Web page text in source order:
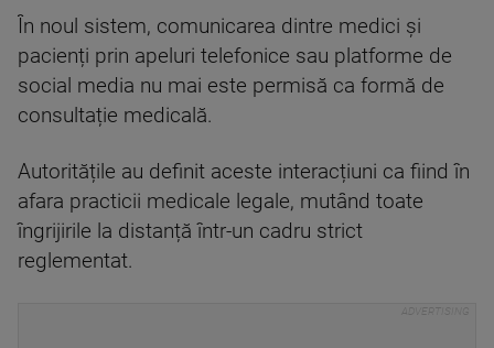
În noul sistem, comunicarea dintre medici și
pacienți prin apeluri telefonice sau platforme de
social media nu mai este permisă ca formă de
consultație medicală.
Autoritățile au definit aceste interacțiuni ca fiind în
afara practicii medicale legale, mutând toate
îngrijirile la distanță într-un cadru strict
reglementat.